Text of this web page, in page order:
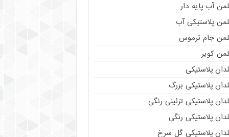
آب پایه دار
پلاستیکی آب
جام ترموس
کویر
پلاستیکی
پلاستیکی بزرگ
پلاستیکی تزئینی رنگی
پلاستیکی رنگی
پلاستیکی گل سرخ